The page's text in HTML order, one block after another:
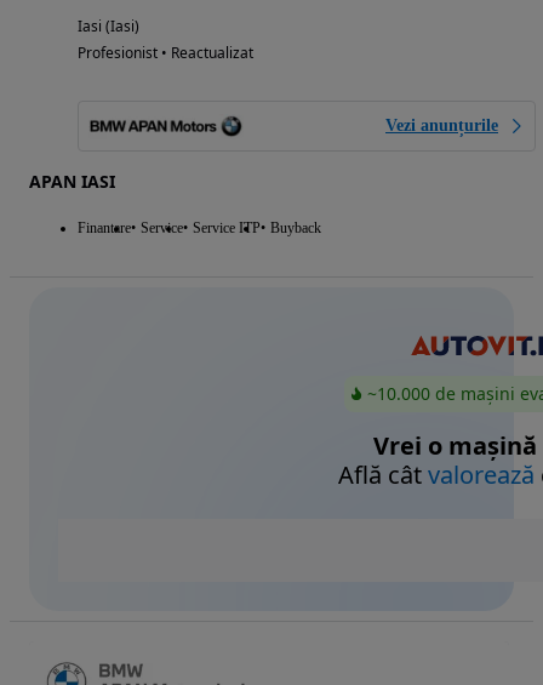
Iasi (Iasi)
Profesionist • Reactualizat
Vezi anunțurile
APAN IASI
Finantare Service Service ITP Buyback
~10.000 de mașini
Vrei o mașină
Află câtvalorează